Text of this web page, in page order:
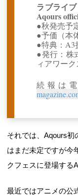
ラブライ
Aqours
●秋発売予
●予価（本
●特典：A3
●発行：株
ィアワーク
続報は
それでは、Aqours初
はまだ未定ですが今
クフェスに登場する
最近ではアニメの公